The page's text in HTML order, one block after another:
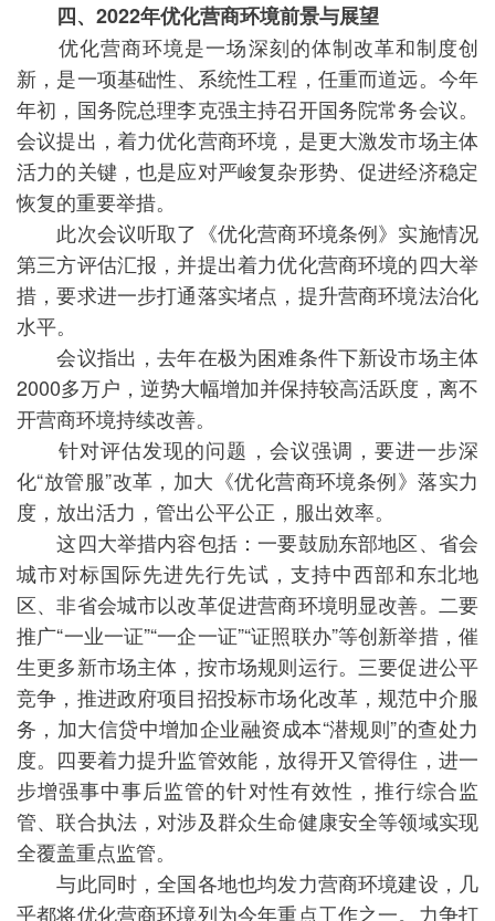
四、2022年优化营商环境前景与展望
优化营商环境是一场深刻的体制改革和制度创
新，是一项基础性、系统性工程，任重而道远。今年
年初，国务院总理李克强主持召开国务院常务会议。
会议提出，着力优化营商环境，是更大激发市场主体
活力的关键，也是应对严峻复杂形势、促进经济稳定
恢复的重要举措。
此次会议听取了《优化营商环境条例》实施情况
第三方评估汇报，并提出着力优化营商环境的四大举
措，要求进一步打通落实堵点，提升营商环境法治化
水平。
会议指出，去年在极为困难条件下新设市场主体
2000多万户，逆势大幅增加并保持较高活跃度，离不
开营商环境持续改善。
针对评估发现的问题，会议强调，要进一步深
化“放管服”改革，加大《优化营商环境条例》落实力
度，放出活力，管出公平公正，服出效率。
这四大举措内容包括：一要鼓励东部地区、省会
城市对标国际先进先行先试，支持中西部和东北地
区、非省会城市以改革促进营商环境明显改善。二要
推广“一业一证”“一企一证”“证照联办”等创新举措，催
生更多新市场主体，按市场规则运行。三要促进公平
竞争，推进政府项目招投标市场化改革，规范中介服
务，加大信贷中增加企业融资成本“潜规则”的查处力
度。四要着力提升监管效能，放得开又管得住，进一
步增强事中事后监管的针对性有效性，推行综合监
管、联合执法，对涉及群众生命健康安全等领域实现
全覆盖重点监管。
与此同时，全国各地也均发力营商环境建设，几
乎都将优化营商环境列为今年重点工作之一。力争打